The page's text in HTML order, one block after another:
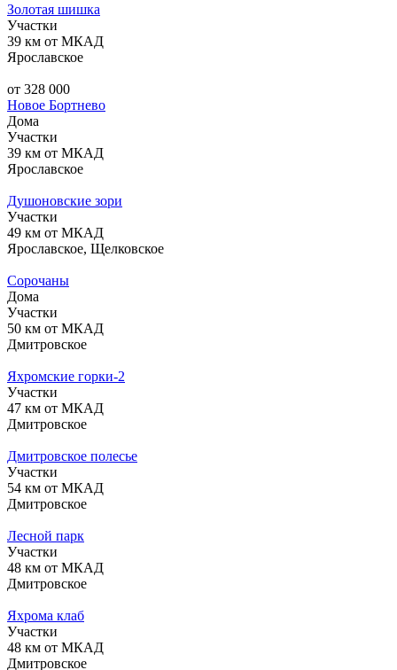
Золотая шишка
Участки
39 км от МКАД
Ярославское
от 328 000
Новое Бортнево
Дома
Участки
39 км от МКАД
Ярославское
Душоновские зори
Участки
49 км от МКАД
Ярославское, Щелковское
Сорочаны
Дома
Участки
50 км от МКАД
Дмитровское
Яхромские горки-2
Участки
47 км от МКАД
Дмитровское
Дмитровское полесье
Участки
54 км от МКАД
Дмитровское
Лесной парк
Участки
48 км от МКАД
Дмитровское
Яхрома клаб
Участки
48 км от МКАД
Дмитровское